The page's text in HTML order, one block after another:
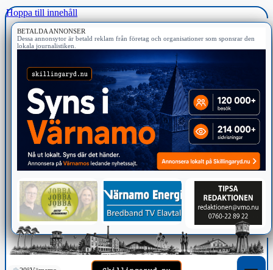
Hoppa till innehåll
BETALDA ANNONSER
Dessa annonsytor är betald reklam från företag och organisationer som sponsrar den
lokala journalistiken.